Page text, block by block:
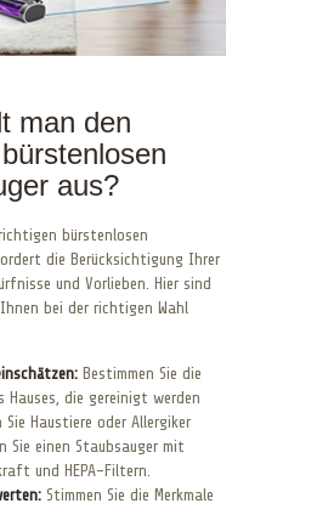
man den
aus?
bürstenlosen
die Berücksichtigung Ihrer
und Vorlieben. Hier sind
bei der richtigen Wahl
Bestimmen Sie die
Hauses, die gereinigt werden
Sie Haustiere oder Allergiker
Sie einen Staubsauger mit
und HEPA-Filtern.
Stimmen Sie die Merkmale